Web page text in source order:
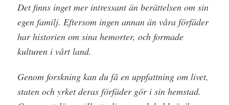
Det finns inget mer intressant än berättelsen om sin
egen familj. Eftersom ingen annan än våra förfäder
har historien om sina hemorter, och formade
kulturen i vårt land.
Genom forskning kan du få en uppfattning om livet,
staten och yrket deras förfäder gör i sin hemstad.